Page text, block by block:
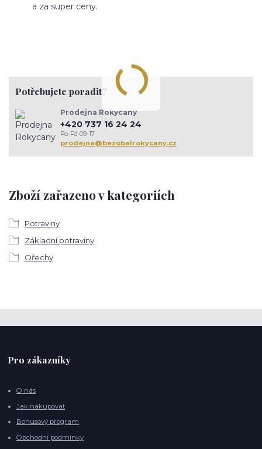
a za super ceny.
Zboží zařazeno v kategoriích
Potraviny
Základní potraviny
Ořechy
Potřebujete poradit?
Prodejna Rokycany
+420 737 16 24 24
Po-Pá 09-17
prodejna@bezobalrokycany.cz
Pro zákazníky
O nás
Jak nakupovat
Bonusový program
Obchodní podmínky